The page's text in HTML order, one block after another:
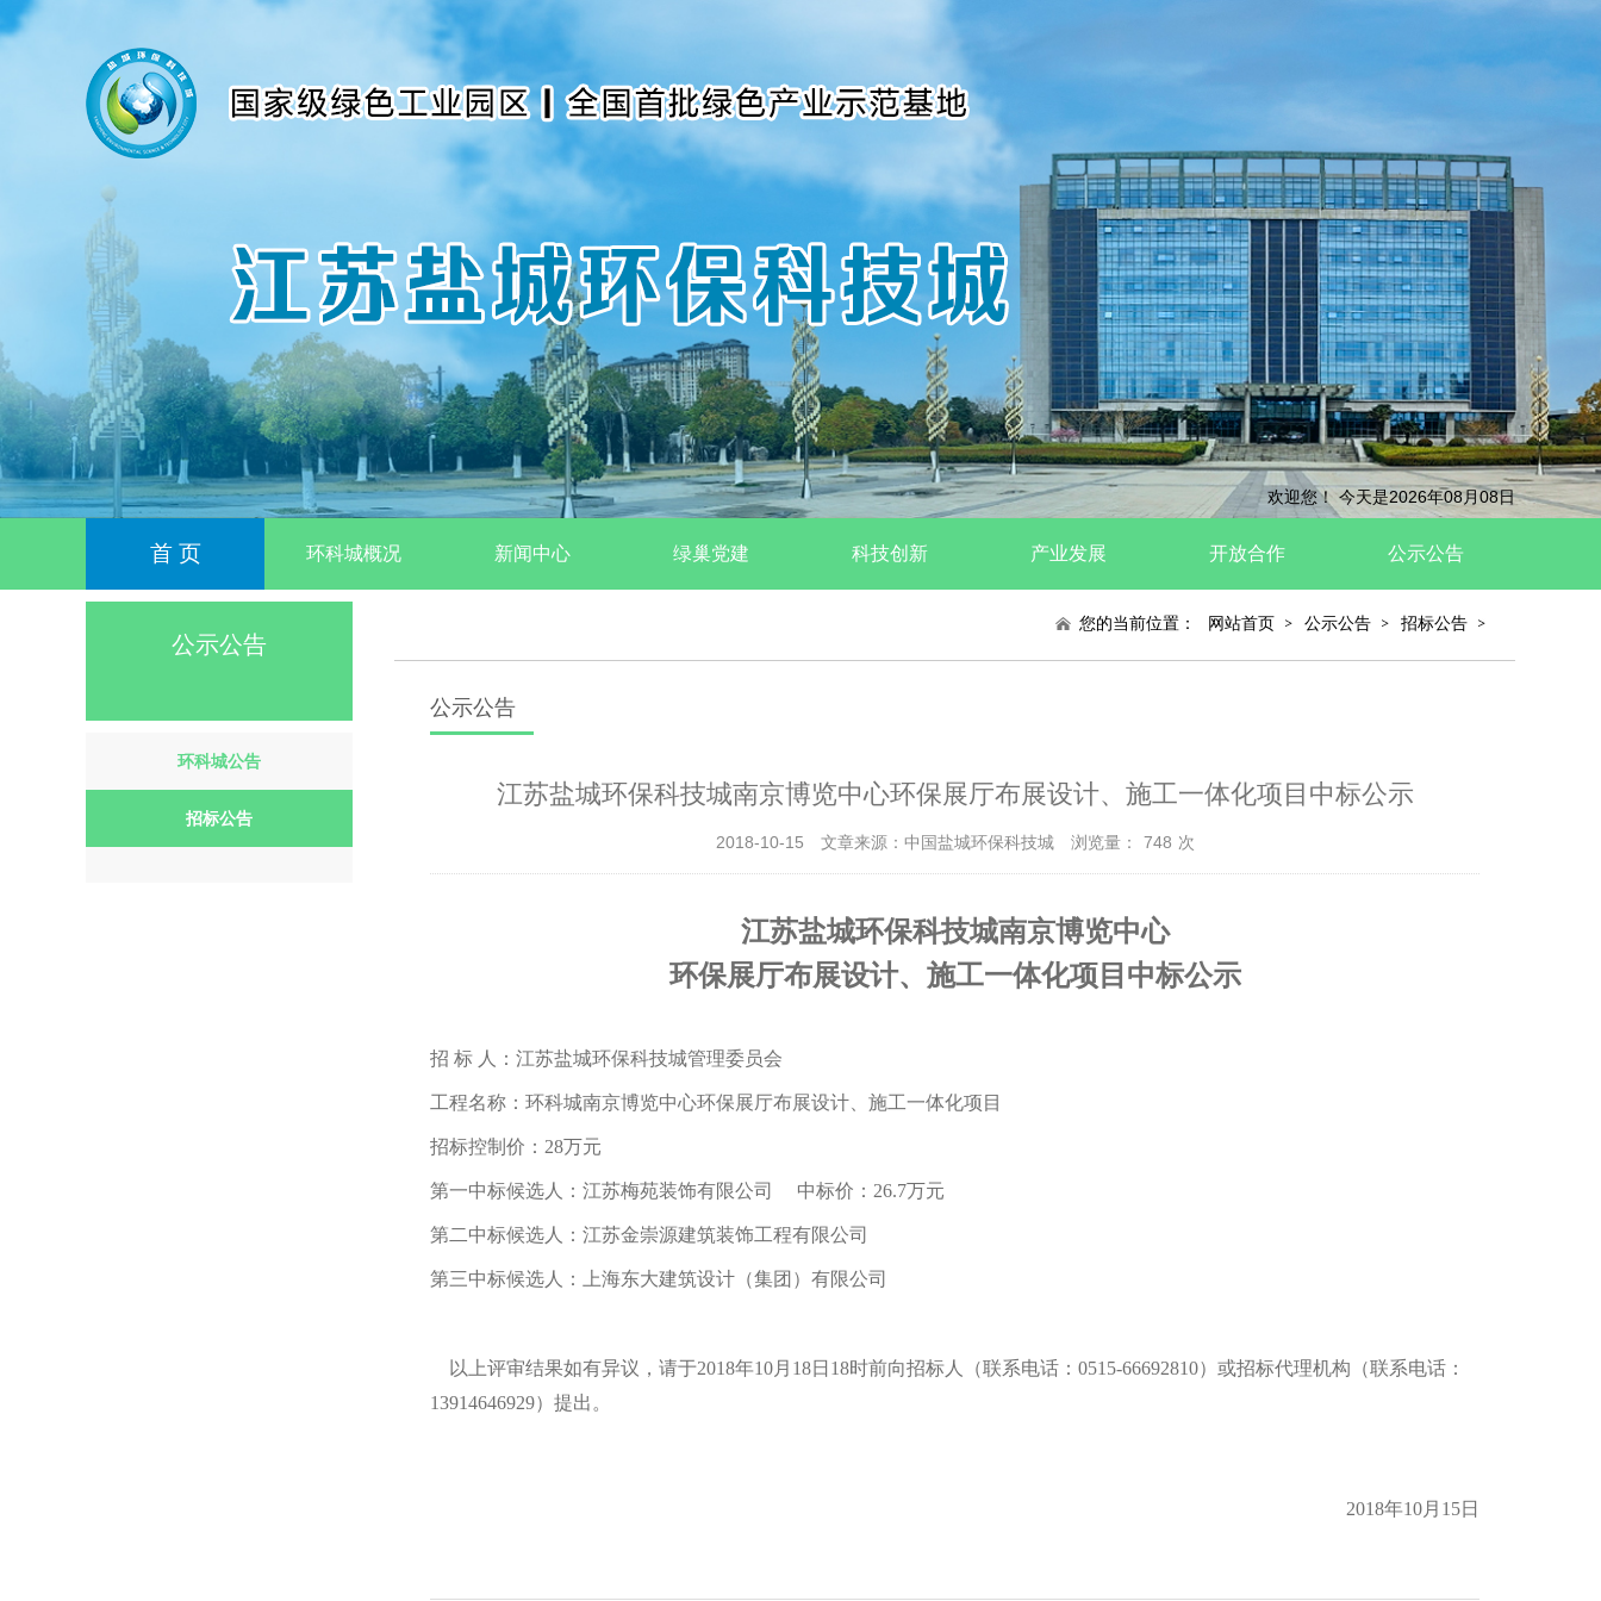
欢迎您！ 今天是2026年08月08日
首 页 环科城概况 新闻中心 绿巢党建 科技创新 产业发展 开放合作 公示公告
公示公告
环科城公告
招标公告
您的当前位置： 网站首页 公示公告 招标公告
公示公告
江苏盐城环保科技城南京博览中心环保展厅布展设计、施工一体化项目中标公示
2018-10-15 文章来源：中国盐城环保科技城 浏览量： 748 次
江苏盐城环保科技城南京博览中心
环保展厅布展设计、施工一体化项目中标公示
招 标 人： 江苏盐城环保科技城管理委员会
工程名称：环科城南京博览中心环保展厅布展设计、施工一体化项目
招标控制价： 28万元
第一中标候选人：江苏梅苑装饰有限公司 中标价： 26.7万元
第二中标候选人：江苏金崇源建筑装饰工程有限公司
第三中标候选人：上海东大建筑设计（集团）有限公司
以上评审结果如有异议，请于2018年10月18日18时前向招标人（联系电话： 0515-66692810）或招标代理机构（联系电话：
13914646929）提出。
2018年10月15日